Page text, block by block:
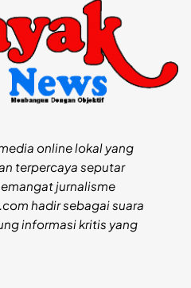
online lokal yang
terpercaya seputar
jurnalisme
hadir sebagai suara
informasi kritis yang